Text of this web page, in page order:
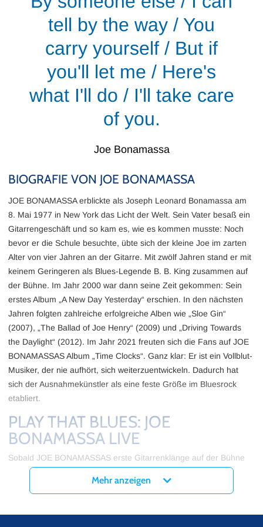
tell by the way / You
carry yourself / But if
you'll let me / Here's
what I'll do / I'll take care
of you.
Joe Bonamassa
BIOGRAFIE VON JOE BONAMASSA
JOE BONAMASSA erblickte als Joseph Leonard Bonamassa am
8. Mai 1977 in New York das Licht der Welt. Sein Vater besaß ein
Gitarrengeschäft und so kam es, wie es kommen musste: Noch
bevor er die Schule besuchte, übte sich der kleine Joe im zarten
Alter von vier Jahren an der Gitarre. Mit zwölf Jahren stand er mit
keinem Geringeren als Blues-Legende B. B. King zusammen auf
der Bühne. Im Jahr 2000 war dann seine Zeit gekommen: Sein
erstes Album „A New Day Yesterday“ erschien. In den nächsten
Jahren folgten zahlreiche erfolgreiche Alben wie „Sloe Gin“
(2007), „The Ballad of Joe Henry“ (2009) und „Driving Towards
the Daylight“ (2012). Im Jahr 2021 freuten sich die Fans auf JOE
BONAMASSAS Album „Time Clocks“. Ganz klar: Er ist ein Vollblut-
Musiker, der nie aufhört, sich weiterzuentwickeln. Dadurch hat
sich der Ausnahmekünstler als eine feste Größe im Bluesrock
etabliert.
PLAY THAT BLUES: JOE
BONAMASSA LIVE
Sobald JOE BONAMASSAS erste Gitarrenklänge auf der Bühne
ertönen, herrscht eine nahezu magische Atmosphäre. Er ist ein
leidenschaftlicher Musiker – so sehr, dass er während seiner Live-
Band wie kein anderer. Kein Wunder, dass auch die
Mehr anzeigen